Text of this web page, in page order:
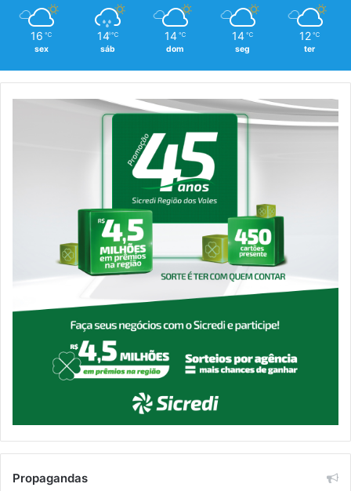
16 ℃
sex
14 ℃
sáb
14 ℃
dom
14 ℃
seg
12 ℃
ter
Propagandas